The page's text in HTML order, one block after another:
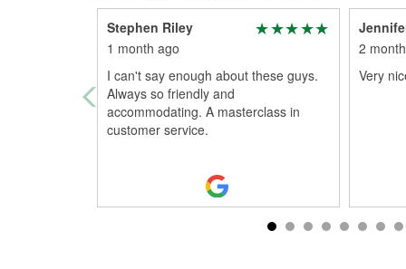
Stephen Riley
1 month ago
I can't say enough about these guys.
Always so friendly and
accommodating. A masterclass in
customer service.
2
Very